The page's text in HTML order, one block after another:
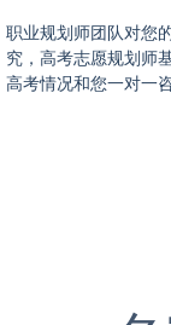
职业规划师团队对您
究，高考志愿规划师
高考情况和您一对一